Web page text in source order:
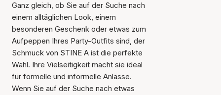
Ganz gleich, ob Sie auf der Suche nach
einem alltäglichen Look, einem
besonderen Geschenk oder etwas zum
Aufpeppen Ihres Party-Outfits sind, der
Schmuck von STINE A ist die perfekte
Wahl. Ihre Vielseitigkeit macht sie ideal
für formelle und informelle Anlässe.
Wenn Sie auf der Suche nach etwas